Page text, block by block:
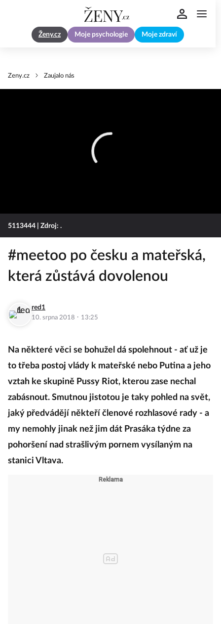
Ženy.cz Moje psychologie Moje zdraví
Zeny.cz Zaujalo nás
5113444 | Zdroj: .
#meetoo po česku a mateřská,
která zůstává dovolenou
red1
10. srpna 2018 · 13:25
Na některé věci se bohužel dá spolehnout - ať už je
to třeba postoj vlády k mateřské nebo Putina a jeho
vztah ke skupině Pussy Riot, kterou zase nechal
zabásnout. Smutnou jistotou je taky pohled na svět,
jaký předvádějí někteří členové rozhlasové rady - a
my nemohly jinak než jim dát Prasáka týdne za
pohoršení nad strašlivým pornem vysílaným na
stanici Vltava.